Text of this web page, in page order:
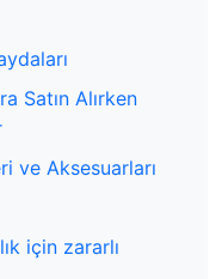
Satın Alırken
ve Aksesuarları
için zararlı